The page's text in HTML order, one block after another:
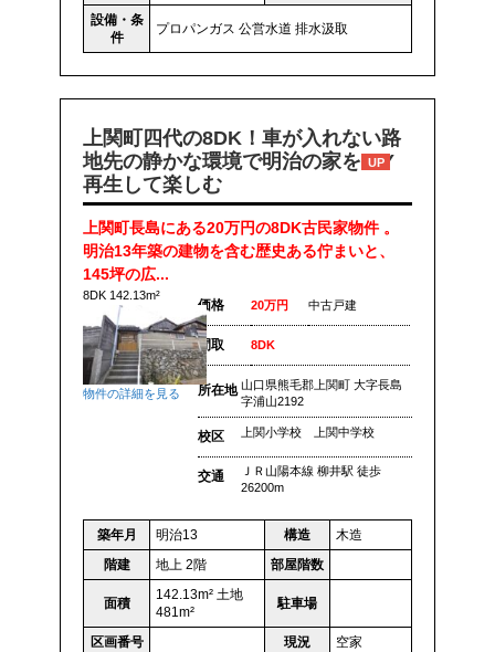
設備・条
件
プロパンガス 公営水道 排水汲取
上関町四代の8DK！車が入れない路
地先の静かな環境で明治の家をDIY
再生して楽しむ
UP
上関町長島にある20万円の8DK古民家物件 。
明治13年築の建物を含む歴史ある佇まいと、
145坪の広...
8DK 142.13m²
物件の詳細を見る
価格 20万円 中古戸建
間取 8DK
所在地 山口県熊毛郡上関町 大字長島
字浦山2192
校区 上関小学校 上関中学校
交通
ＪＲ山陽本線 柳井駅 徒歩
26200m
築年月 明治13 構造
木造
階建
地上 2階 部屋階数
面積
142.13m² 土地
481m²
駐車場
区画番号 現況
空家